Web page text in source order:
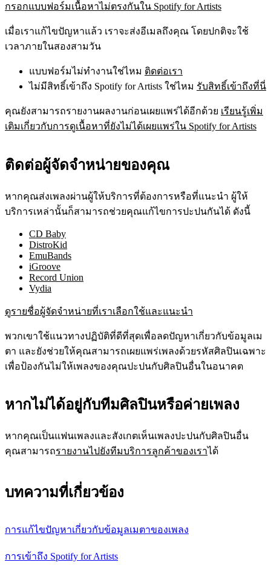
กรอกแบบฟอร์มเนื้อหาไม่ตรงกันใน Spotify for Artists
เมื่อเราแก้ไขปัญหาแล้ว เราจะส่งอีเมลถึงคุณ โดยปกติจะใช้
เวลาภายในสองสามวัน
แบบฟอร์มไม่ทำงานใช่ไหม ติดต่อเรา
ไม่มีสิทธิ์เข้าถึง Spotify for Artists ใช่ไหม รับสิทธิ์เข้าถึงที่นี่
คุณยังสามารถรายงานผลงานก่อนเผยแพร่ได้อีกด้วย เรียนรู้เพิ่ม
เติมเกี่ยวกับการดูเนื้อหาที่ยังไม่ได้เผยแพร่ใน Spotify for Artists
ติดต่อผู้จัดจำหน่ายของคุณ
หากคุณส่งเพลงผ่านผู้ให้บริการที่ต้องการหรือที่แนะนำ ผู้ให้
บริการเหล่านั้นก็สามารถช่วยคุณแก้ไขการปะปนกันได้ ดังนี้
CD Baby
DistroKid
EmuBands
iGroove
Record Union
Vydia
ดูรายชื่อผู้จัดจำหน่ายที่เราเลือกใช้และแนะนำ
พวกเขาใช้แนวทางปฏิบัติที่ดีที่สุดเพื่อลดปัญหาเกี่ยวกับข้อมูลเม
ตา และยังช่วยให้คุณสามารถเผยแพร่เพลงด้วยรหัสศิลปินเฉพาะ
เพื่อป้องกันไม่ให้เพลงของคุณปะปนกับศิลปินอื่นในอนาคต
หากไม่ได้อยู่กับทีมศิลปินหรือค่ายเพลง
หากคุณเป็นแฟนเพลงและสังเกตเห็นเพลงปะปนกับศิลปินอื่น
คุณสามารถรายงานไปยังทีมบริการลูกค้าของเราได้
บทความที่เกี่ยวข้อง
การแก้ไขปัญหาเกี่ยวกับข้อมูลเมตาของเพลง
การเข้าถึง Spotify for Artists